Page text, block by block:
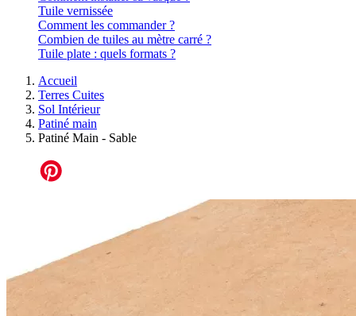
Tuile vernissée
Comment les commander ?
Combien de tuiles au mètre carré ?
Tuile plate : quels formats ?
Accueil
Terres Cuites
Sol Intérieur
Patiné main
Patiné Main - Sable